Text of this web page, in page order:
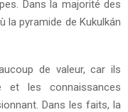
Dans la majorité des
la pyramide de Kukulkán
de valeur, car ils
et les connaissances
Dans les faits, la